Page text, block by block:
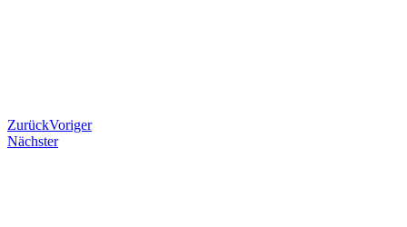
ZurückVoriger
Nächster